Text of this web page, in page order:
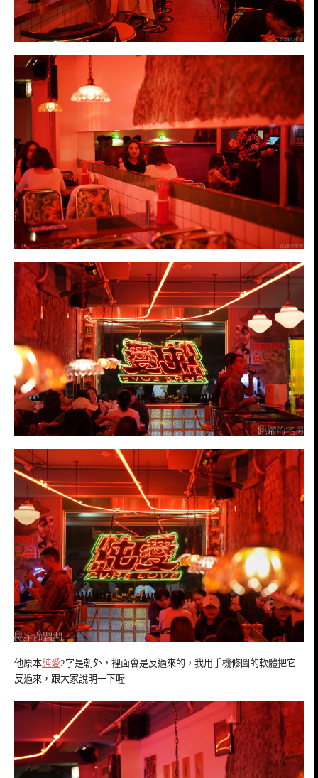
他原本純愛2字是朝外，裡面會是反過來的，我用手機修圖的軟體把它
反過來，跟大家說明一下喔